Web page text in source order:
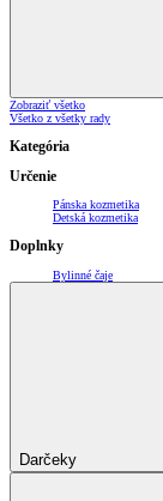
Zobraziť všetko
Všetko z všetky rady
Kategória
Určenie
Pánska kozmetika
Detská kozmetika
Doplnky
Bylinné čaje
Darčeky